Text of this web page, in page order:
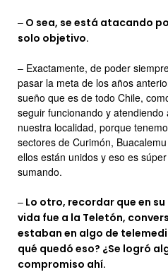
– O sea, se está atacando
solo objetivo.
– Exactamente, de poder
pasar la meta de los años
sueño que es de todo Chile,
seguir funcionando y
nuestra localidad, porque
sectores de Curimón,
ellos están unidos y eso es
sumando.
– Lo otro, recordar que en
vida fue a la Teletón,
estaban en algo de
qué quedó eso? ¿Se logró
compromiso ahí.